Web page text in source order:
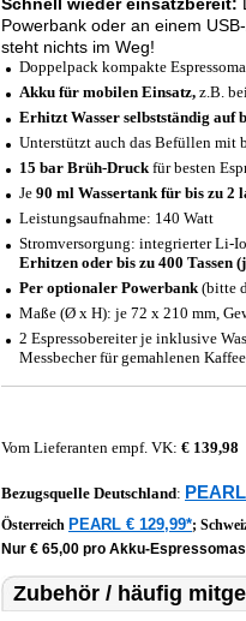
Powerbank oder an einem
steht nichts im Weg!
Doppelpack kompakte
Akku für mobilen Einsatz, z.B.
Erhitzt Wasser selbstständig auf
Unterstützt auch das Befüllen mit
15 bar Brüh-Druckfür besten
Je 90 ml Wassertank für bis zu 2
Leistungsaufnahme: 140 Watt
Stromversorgung: integrierter Li-
Erhitzen oder bis zu 400 Tassen
Per optionaler Powerbank(bitte
Maße (Ø x H): je 72 x 210 mm,
2 Espressobereiter je inklusive
Messbecher für gemahlenen
Vom Lieferanten empf. VK: € 139,98
Bezugsquelle Deutschland:
Österreich PEARL € 129,99*;
Nur € 65,00 pro Akku-
Zubehör / häufig